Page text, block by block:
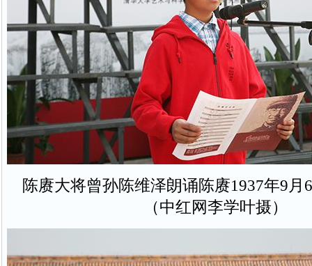
陈赓大将曾孙陈维泽朗诵陈赓1937年9月
（中红网李学叶摄）